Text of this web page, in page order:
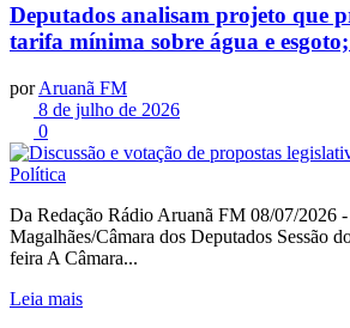
Deputados analisam projeto que
tarifa mínima sobre água e
por Aruanã FM
8 de julho de 2026
0
Política
Da Redação Rádio Aruanã FM 08/07/
Magalhães/Câmara dos Deputados Sessão
feira A Câmara...
Leia mais